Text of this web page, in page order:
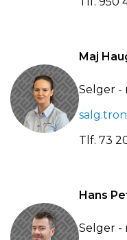
Maj
Selger -
Tlf. 73
Hans
Selger -